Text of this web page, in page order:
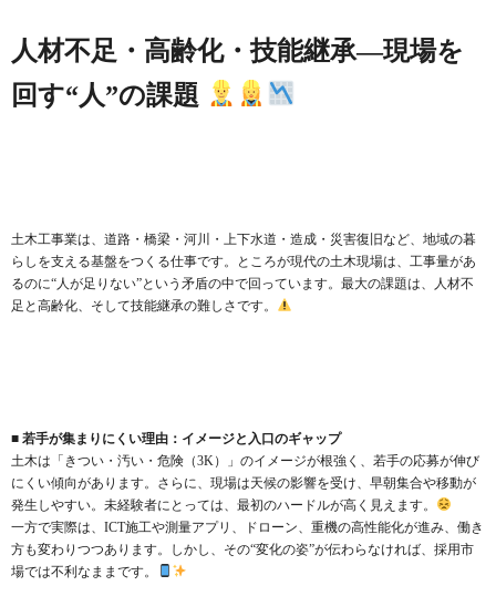
人材不足・高齢化・技能継承—現場を
回す“人”の課題
土木工事業は、道路・橋梁・河川・上下水道・造成・災害復旧など、地域の暮
らしを支える基盤をつくる仕事です。ところが現代の土木現場は、工事量があ
るのに“人が足りない”という矛盾の中で回っています。最大の課題は、人材不
足と高齢化、そして技能継承の難しさです。
■ 若手が集まりにくい理由：イメージと入口のギャップ
土木は「きつい・汚い・危険（3K）」のイメージが根強く、若手の応募が伸び
にくい傾向があります。さらに、現場は天候の影響を受け、早朝集合や移動が
発生しやすい。未経験者にとっては、最初のハードルが高く見えます。
一方で実際は、ICT施工や測量アプリ、ドローン、重機の高性能化が進み、働き
方も変わりつつあります。しかし、その“変化の姿”が伝わらなければ、採用市
場では不利なままです。